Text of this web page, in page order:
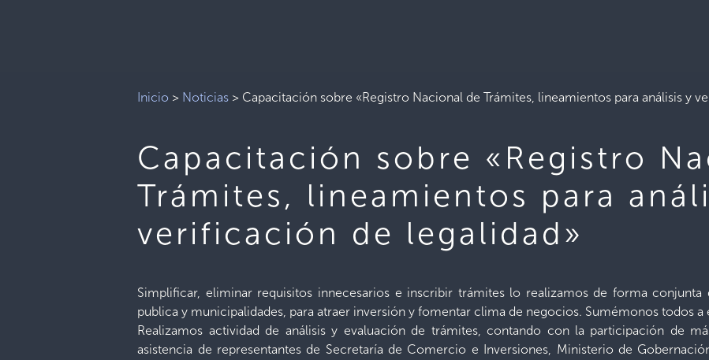
Inicio > Noticias > Capacitación sobre «Registro Nacional de Trámites, lineamientos para análisis y
Capacitación sobre «Registro
Trámites, lineamientos para
verificación de legalidad»
Simplificar, eliminar requisitos innecesarios e inscribir trámites lo realizamos de forma
publica y municipalidades, para atraer inversión y fomentar clima de negocios. Sumémonos todos a
Realizamos actividad de análisis y evaluación de trámites, contando con la participación de
asistencia de representantes de Secretaría de Comercio e Inversiones, Ministerio de